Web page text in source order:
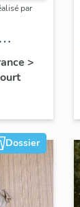
par
>
Dossier